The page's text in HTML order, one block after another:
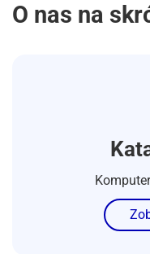
O nas na